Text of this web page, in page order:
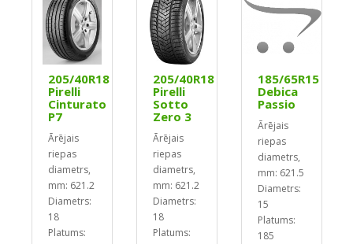
205/40R18
Pirelli
Cinturato
P7
Ārējais
riepas
diametrs,
mm: 621.2
Diametrs:
18
Platums:
205/40R18
Pirelli
Sotto
Zero 3
Ārējais
riepas
diametrs,
mm: 621.2
Diametrs:
18
Platums:
185/65R15
Debica
Passio
Ārējais
riepas
diametrs,
mm: 621.5
Diametrs:
15
Platums:
185